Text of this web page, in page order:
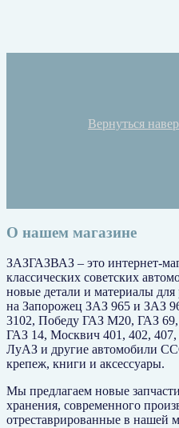
Вернуться
О нашем магазине
ЗАЗГАЗВАЗ – это интернет-
классических советских
новые детали и материалы для
на Запорожец ЗАЗ 965 и ЗАЗ
3102, Победу ГАЗ М20, ГАЗ
ГАЗ 14, Москвич 401, 402,
ЛуАЗ и другие автомобили
крепеж, книги и аксессуары.
Мы предлагаем новые запчасти
хранения, современного
отреставрированные в нашей